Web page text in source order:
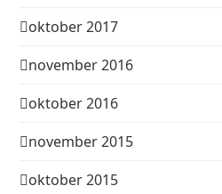
oktober 2017
november 2016
oktober 2016
november 2015
oktober 2015